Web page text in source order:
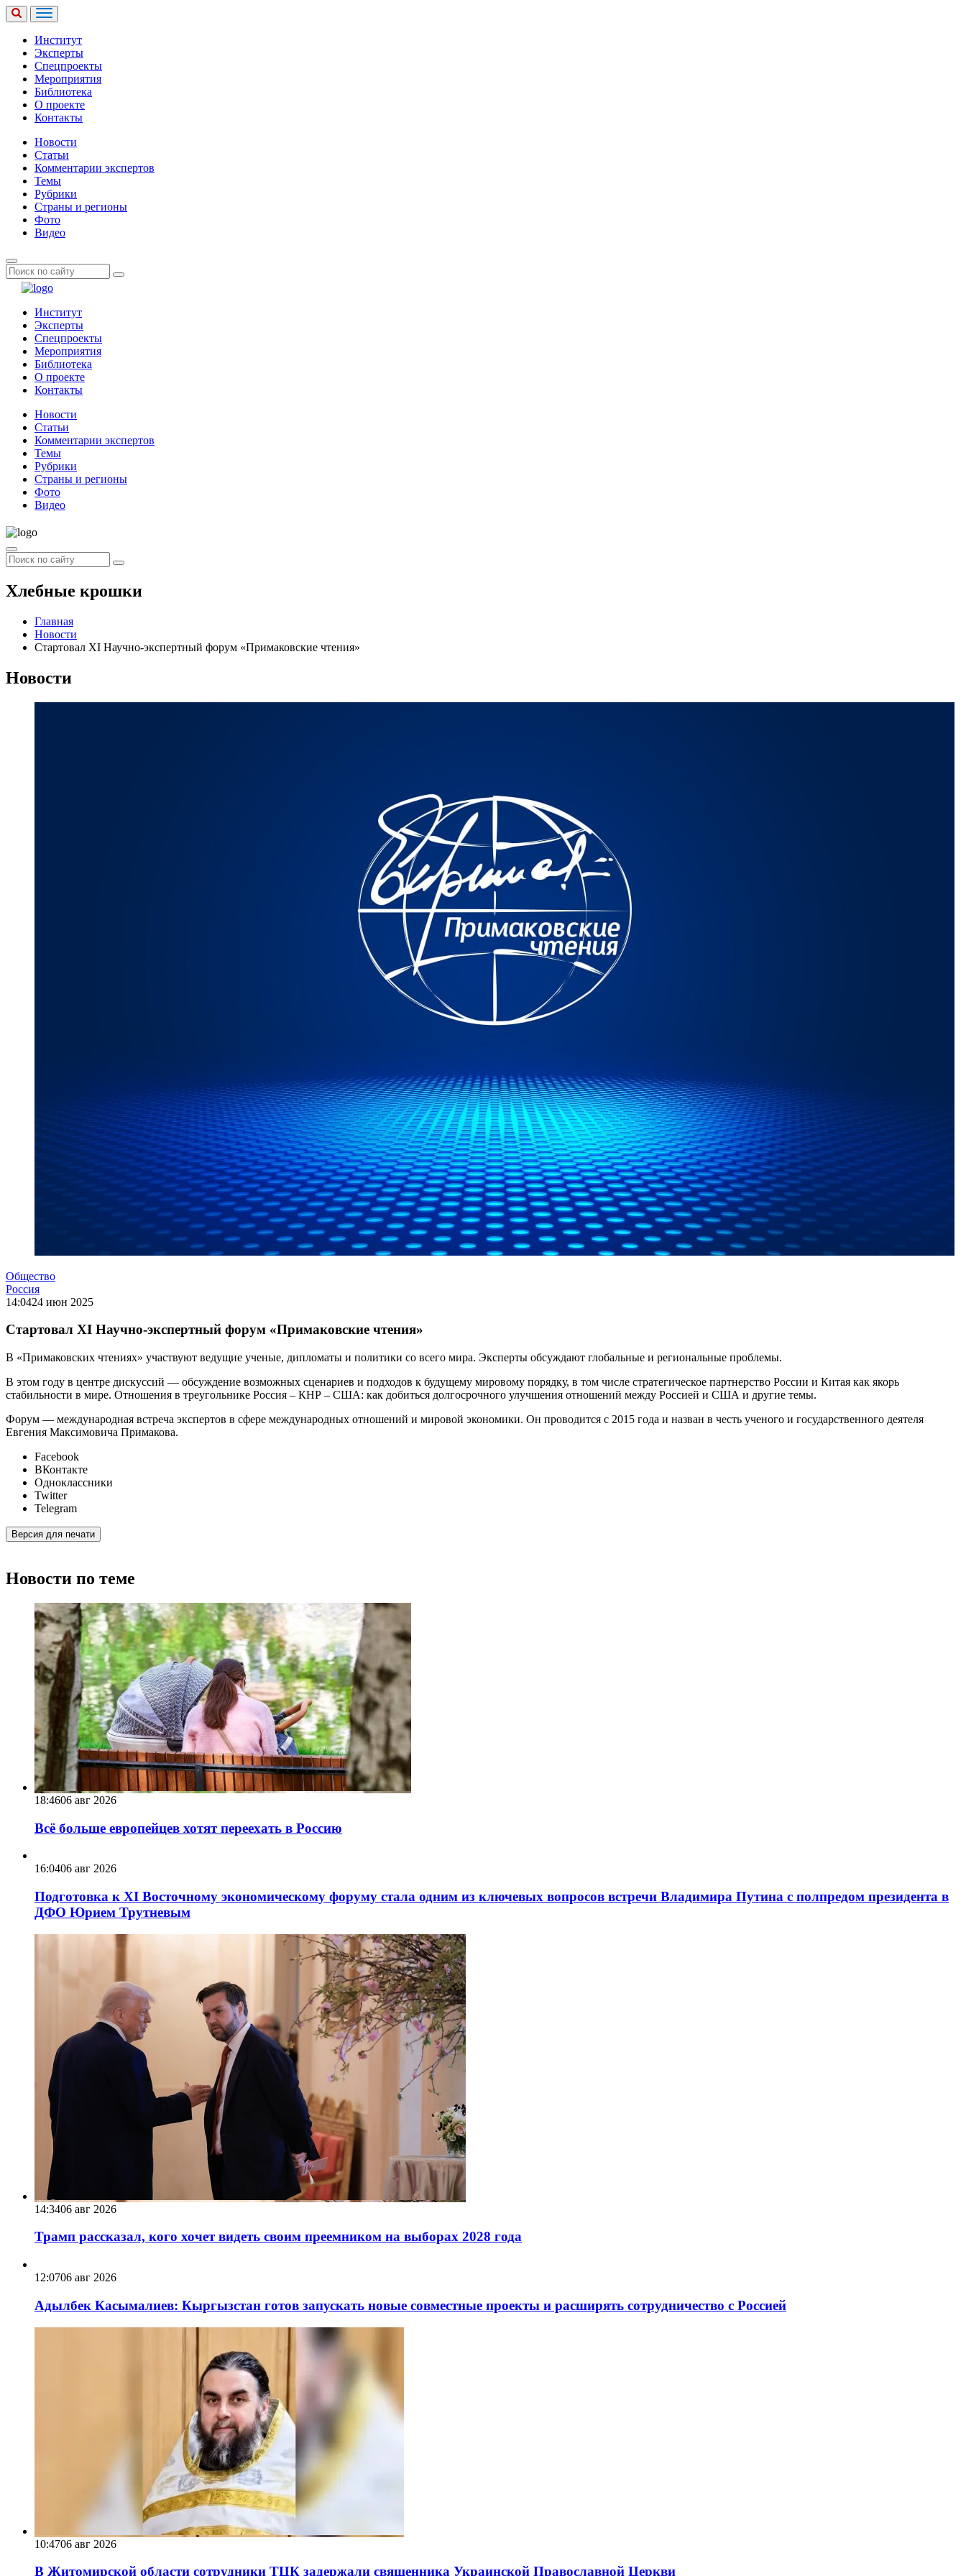
Институт
Эксперты
Спецпроекты
Мероприятия
Библиотека
О проекте
Контакты
Новости
Статьи
Комментарии экспертов
Темы
Рубрики
Страны и регионы
Фото
Видео
Институт
Эксперты
Спецпроекты
Мероприятия
Библиотека
О проекте
Контакты
Новости
Статьи
Комментарии экспертов
Темы
Рубрики
Страны и регионы
Фото
Видео
Хлебные крошки
Главная
Новости
Стартовал XI Научно-экспертный форум «Примаковские чтения»
Новости
Общество
Россия
14:0424 июн 2025
Стартовал XI Научно-экспертный форум «Примаковские чтения»
В «Примаковских чтениях» участвуют ведущие ученые, дипломаты и политики со всего мира. Эксперты обсуждают глобальные и региональные проблемы.
В этом году в центре дискуссий — обсуждение возможных сценариев и подходов к будущему мировому порядку, в том числе стратегическое партнерство России и Китая как якорь
стабильности в мире. Отношения в треугольнике Россия – КНР – США: как добиться долгосрочного улучшения отношений между Россией и США и другие темы.
Форум — международная встреча экспертов в сфере международных отношений и мировой экономики. Он проводится с 2015 года и назван в честь ученого и государственного деятеля
Евгения Максимовича Примакова.
Facebook
ВКонтакте
Одноклассники
Twitter
Telegram
Версия для печати
Новости по теме
18:4606 авг 2026
Всё больше европейцев хотят переехать в Россию
16:0406 авг 2026
Подготовка к XI Восточному экономическому форуму стала одним из ключевых вопросов встречи Владимира Путина с полпредом президента в
ДФО Юрием Трутневым
14:3406 авг 2026
Трамп рассказал, кого хочет видеть своим преемником на выборах 2028 года
12:0706 авг 2026
Адылбек Касымалиев: Кыргызстан готов запускать новые совместные проекты и расширять сотрудничество с Россией
10:4706 авг 2026
В Житомирской области сотрудники ТЦК задержали священника Украинской Православной Церкви